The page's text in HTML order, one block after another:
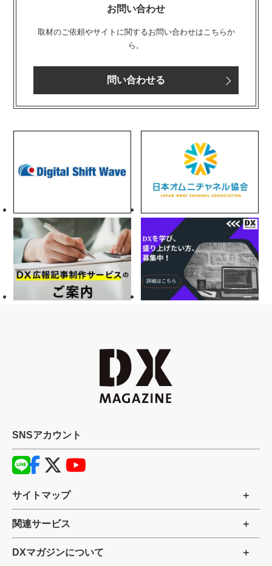
お問い合わせ
取材のご依頼やサイトに関するお問い合わせはこちらか
ら。
問い合わせる
SNSアカウント
サイトマップ
関連サービス
DXマガジンについて